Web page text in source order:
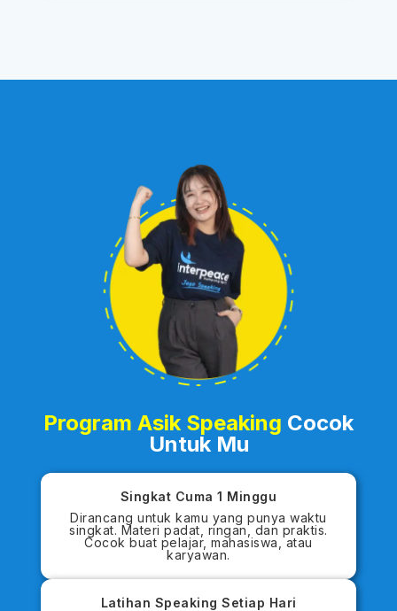
Program Asik Speaking Cocok
Untuk Mu
Singkat Cuma 1 Minggu
Dirancang untuk kamu yang punya waktu
singkat. Materi padat, ringan, dan praktis.
Cocok buat pelajar, mahasiswa, atau
karyawan.
Latihan Speaking Setiap Hari